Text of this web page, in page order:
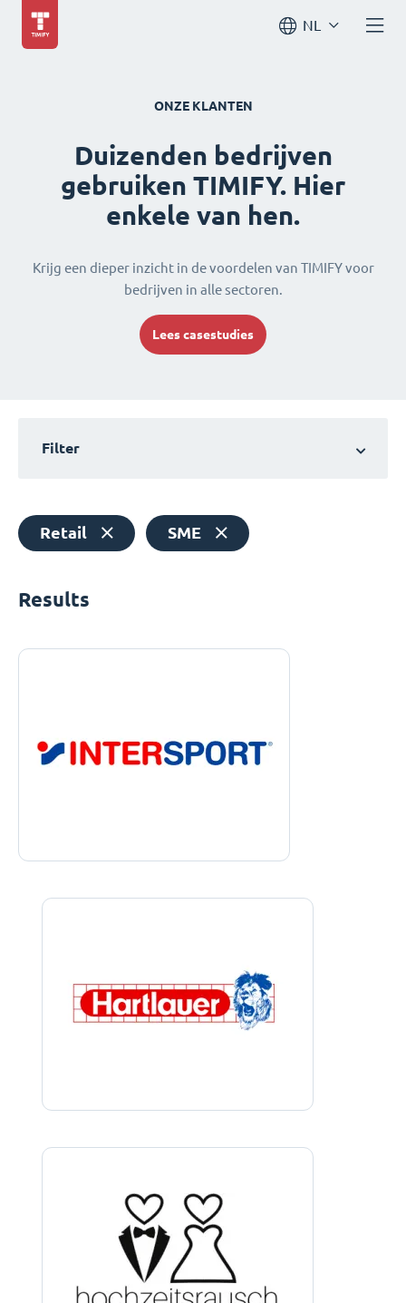
NL
ONZE KLANTEN
Duizenden bedrijven
gebruiken TIMIFY. Hier
enkele van hen.
Krijg een dieper inzicht in de voordelen van TIMIFY voor
bedrijven in alle sectoren.
Lees casestudies
Filter
Retail SME
Results